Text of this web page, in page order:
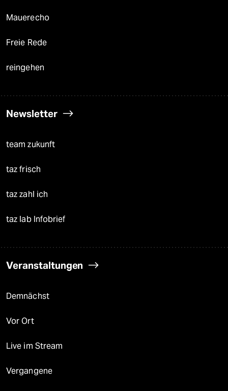
Mauerecho
Freie Rede
reingehen
Newsletter
team zukunft
taz frisch
taz zahl ich
taz lab Infobrief
Veranstaltungen
Demnächst
Vor Ort
Live im Stream
Vergangene